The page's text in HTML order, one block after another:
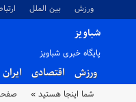
ورزش بین الملل
شباویز
پایگاه خبری شباویز
ورزش اقتصادی ایران
شما اینجا هستید »